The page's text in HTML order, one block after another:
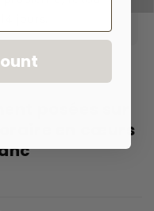
en cœurs